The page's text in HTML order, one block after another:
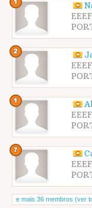
e mais 36 membros (ver